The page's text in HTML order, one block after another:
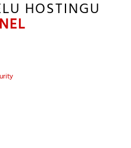
HOSTINGU